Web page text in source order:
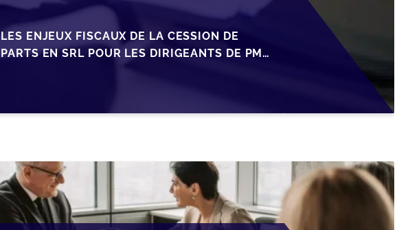
LES ENJEUX FISCAUX DE LA CESSION DE
PARTS EN SRL POUR LES DIRIGEANTS DE PME